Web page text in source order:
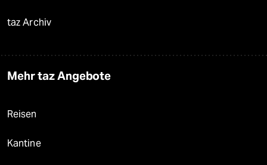
taz Archiv
Mehr taz Angebote
Reisen
Kantine